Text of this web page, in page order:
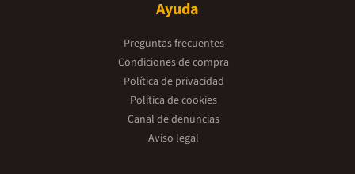
Ayuda
Preguntas frecuentes
Condiciones de compra
Política de privacidad
Política de cookies
Canal de denuncias
Aviso legal